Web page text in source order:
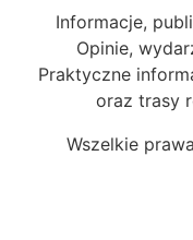
Informacje,
Opinie,
Praktyczne
oraz trasy
Wszelkie